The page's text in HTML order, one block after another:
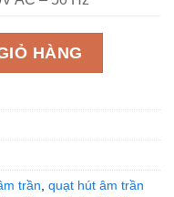
7.5W số lượng
HÀNG
trần, quạt hút âm trần